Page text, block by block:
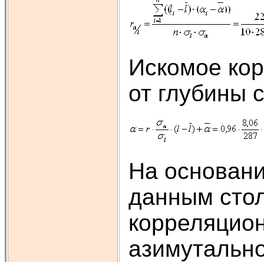
Искомое
от глубины
На
данным